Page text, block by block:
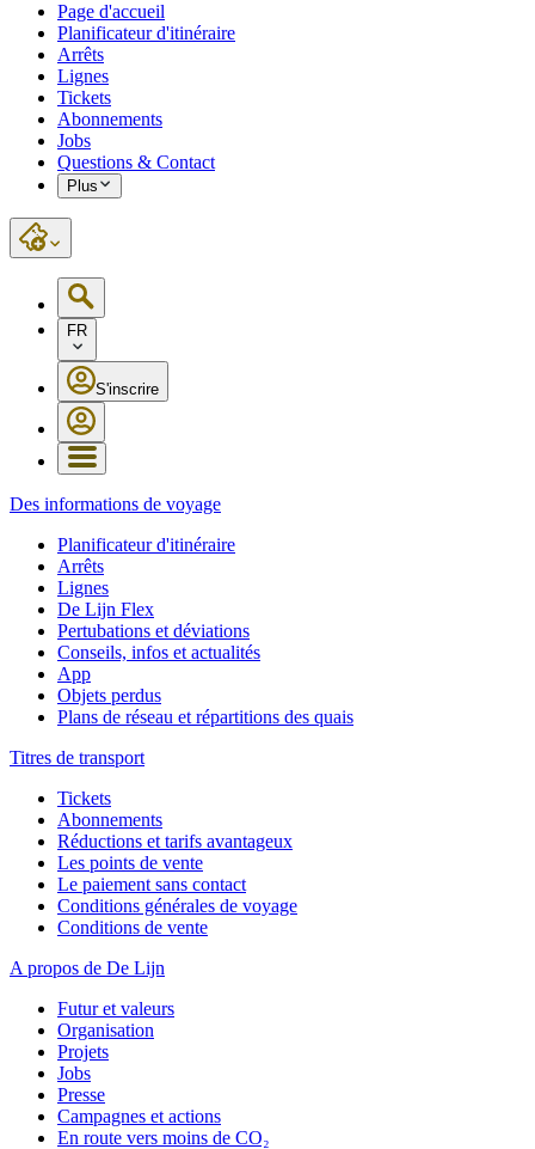
Page d'accueil
Planificateur d'itinéraire
Arrêts
Lignes
Tickets
Abonnements
Jobs
Questions & Contact
Plus
FR
S'inscrire
Des informations de voyage
Planificateur d'itinéraire
Arrêts
Lignes
De Lijn Flex
Pertubations et déviations
Conseils, infos et actualités
App
Objets perdus
Plans de réseau et répartitions des quais
Titres de transport
Tickets
Abonnements
Réductions et tarifs avantageux
Les points de vente
Le paiement sans contact
Conditions générales de voyage
Conditions de vente
A propos de De Lijn
Futur et valeurs
Organisation
Projets
Jobs
Presse
Campagnes et actions
En route vers moins de CO₂